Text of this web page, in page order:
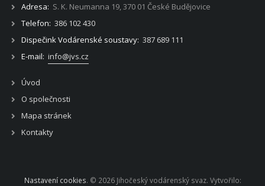
Adresa: S. K. Neumanna 19, 370 01 České Budějovice
Telefon: 386 102 430
Dispečink Vodárenské soustavy: 387 689 111
E-mail: info@jvs.cz
Úvod
O společnosti
Mapa stránek
Kontakty
Nastavení cookies. © 2026 Jihočeský vodárenský svaz. Vytvořilo: